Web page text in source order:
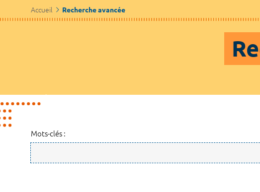
Accueil Recherche avancée
Mots-clés :